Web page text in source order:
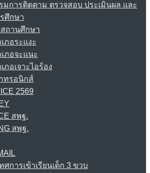
การติดตาม ตรวจสอบ ประเมินผล และ
ศึกษา
ถานศึกษา
ภอระแงะ
เภอจะแนะ
ภอเจาะไอร้อง
ทรอนิกส์
2569
สพฐ.
สพฐ.
ศการเข้าเรียนเด็ก 3 ขวบ